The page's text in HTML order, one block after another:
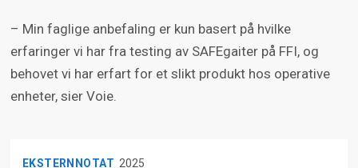
– Min faglige anbefaling er kun basert på hvilke
erfaringer vi har fra testing av SAFEgaiter på FFI, og
behovet vi har erfart for et slikt produkt hos operative
enheter, sier Voie.
EKSTERNNOTAT 2025